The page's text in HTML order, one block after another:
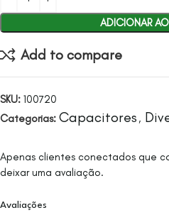
ADICIONAR
Add to compare
SKU: 100720
Categorias: Capacitores ,
Avaliações
Apenas clientes conectados que
deixar uma avaliação.